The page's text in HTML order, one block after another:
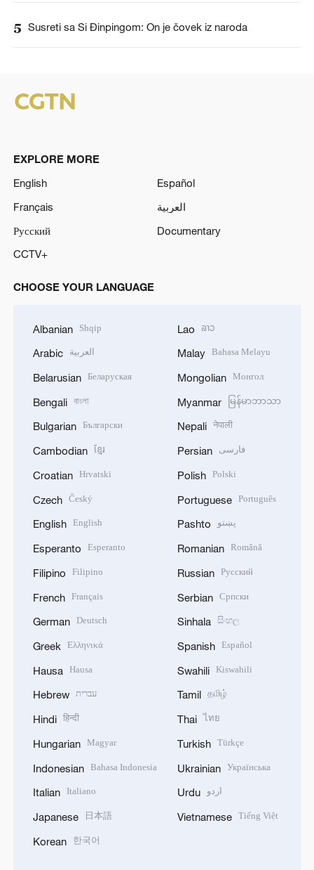
5 Susreti sa Si Đinpingom: On je čovek iz naroda
EXPLORE MORE
English
Español
Français
العربية
Русский
Documentary
CCTV+
CHOOSE YOUR LANGUAGE
Albanian Shqip
Arabic العربية
Belarusian Беларуская
Bengali বাংলা
Bulgarian Български
Cambodian ខ្មែរ
Croatian Hrvatski
Czech Český
English English
Esperanto Esperanto
Filipino Filipino
French Français
German Deutsch
Greek Ελληνικά
Hausa Hausa
Hebrew עברית
Hindi हिन्दी
Hungarian Magyar
Indonesian Bahasa Indonesia
Italian Italiano
Japanese 日本語
Korean 한국어
Lao ລາວ
Malay Bahasa Melayu
Mongolian Монгол
Myanmar မြန်မာဘာသာ
Nepali नेपाली
Persian فارسی
Polish Polski
Portuguese Português
Pashto پښتو
Romanian Română
Russian Русский
Serbian Српски
Sinhala සිංහල
Spanish Español
Swahili Kiswahili
Tamil தமிழ்
Thai ไทย
Turkish Türkçe
Ukrainian Українська
Urdu اردو
Vietnamese Tiếng Việt